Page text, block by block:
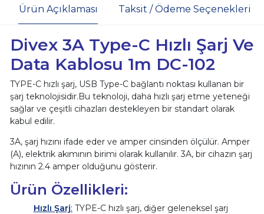
Ürün Açıklaması Taksit / Ödeme Seçenekleri
Divex 3A Type-C Hızlı Şarj Ve
Data Kablosu 1m DC-102
TYPE-C hızlı şarj, USB Type-C bağlantı noktası kullanan bir
şarj teknolojisidir.Bu teknoloji, daha hızlı şarj etme yeteneği
sağlar ve çeşitli cihazları destekleyen bir standart olarak
kabul edilir.
3A, şarj hızını ifade eder ve amper cinsinden ölçülür. Amper
(A), elektrik akımının birimi olarak kullanılır. 3A, bir cihazın şarj
hızının 2.4 amper olduğunu gösterir.
Ürün Özellikleri:
Hızlı Şarj: TYPE-C hızlı şarj, diğer geleneksel şarj